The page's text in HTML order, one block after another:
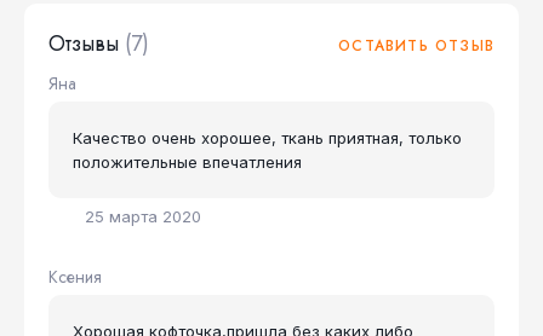
Отзывы (7) ОСТАВИТЬ ОТЗЫВ
Яна
25 марта 2020
Качество очень хорошее, ткань приятная, только
положительные впечатления
Ксения
Хорошая кофточка,пришла без каких либо